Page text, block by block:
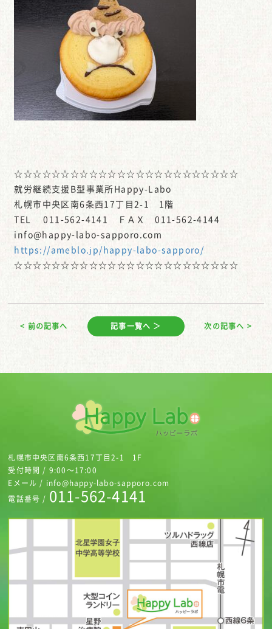
☆☆☆☆☆☆☆☆☆☆☆☆☆☆☆☆☆☆☆☆☆☆☆☆
就労継続支援B型事業所Happy-Labo
札幌市中央区南6条西17丁目2-1 1階
TEL 011-562-4141 ＦＡＸ 011-562-4144
info@happy-labo-sapporo.com
https://ameblo.jp/happy-labo-sapporo/
☆☆☆☆☆☆☆☆☆☆☆☆☆☆☆☆☆☆☆☆☆☆☆☆
< 前の記事へ 記事一覧へ ＞ 次の記事へ >
札幌市中央区南6条西17丁目2-1 1F
受付時間 / 9:00～17:00
Eメール / info@happy-labo-sapporo.com
電話番号 / 011-562-4141